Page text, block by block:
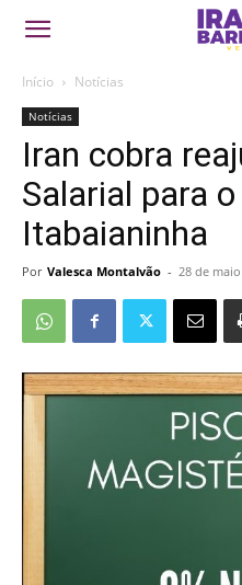
Início Notícias
Notícias
Iran cobra
Salarial para
Itabaianinha
Por Valesca Montalvão - 28 de